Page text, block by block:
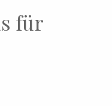
für